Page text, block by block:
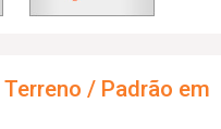
/ Padrão em